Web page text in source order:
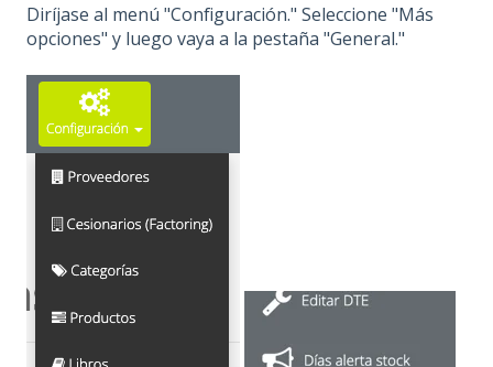
Diríjase al menú "Configuración." Seleccione "Más
opciones" y luego vaya a la pestaña "General."